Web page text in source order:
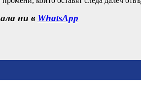
ни в WhatsApp